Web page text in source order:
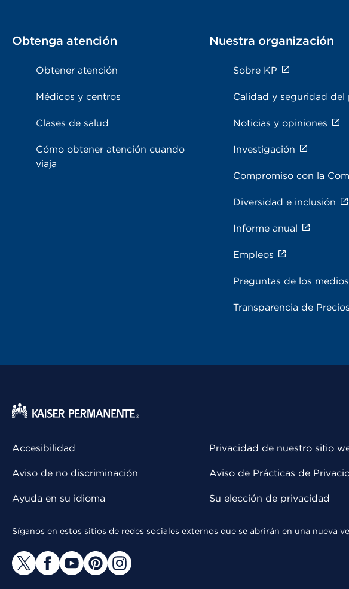
Obtenga atención
Obtener atención
Médicos y centros
Clases de salud
Cómo obtener atención cuando
viaja
Nuestra organización
Sobre KP
Calidad y seguridad del
Noticias y opiniones
Investigación
Compromiso con la
Diversidad e inclusión
Informe anual
Empleos
Preguntas de los medios
Transparencia de Precios
Accesibilidad
Aviso de no discriminación
Ayuda en su idioma
Privacidad de nuestro sitio
Aviso de Prácticas de
Su elección de privacidad
Síganos en estos sitios de redes sociales externos que se abrirán en una nueva